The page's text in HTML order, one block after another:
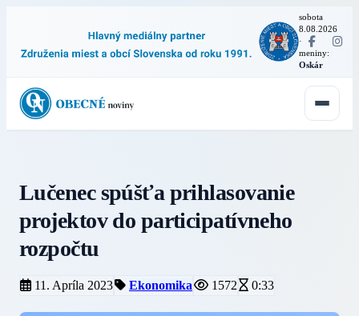
sobota
8.08.2026
·
meniny:
Oskár
Lučenec spúšťa prihlasovanie
projektov do participatívneho
rozpočtu
11. Apríla 2023 Ekonomika 1572 0:33